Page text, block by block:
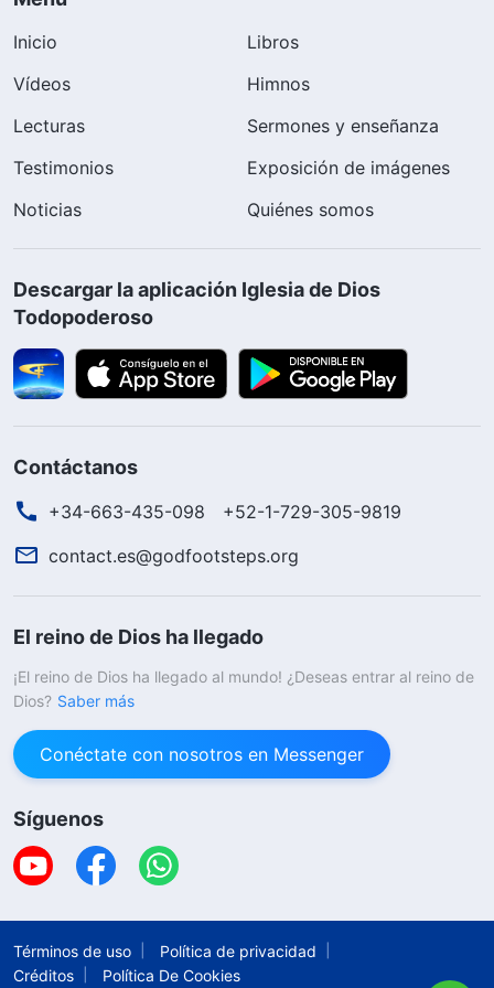
Inicio
Libros
Vídeos
Himnos
Lecturas
Sermones y enseñanza
Testimonios
Exposición de imágenes
Noticias
Quiénes somos
Descargar la aplicación Iglesia de Dios
Todopoderoso
Contáctanos
+34-663-435-098
+52-1-729-305-9819
contact.es@godfootsteps.org
El reino de Dios ha llegado
¡El reino de Dios ha llegado al mundo! ¿Deseas entrar al reino de
Dios? Saber más
Conéctate con nosotros en Messenger
Síguenos
Términos de uso
Política de privacidad
Créditos
Política De Cookies